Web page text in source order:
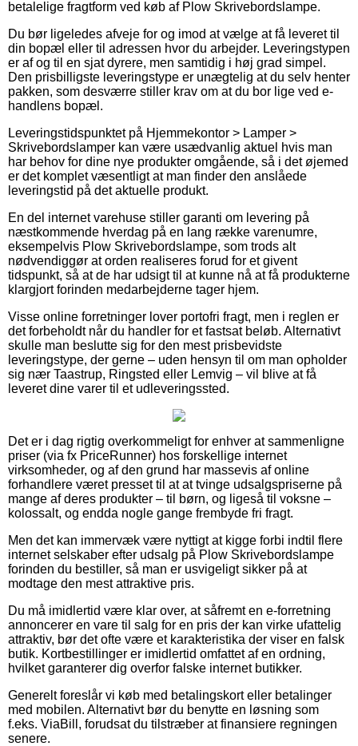
betalelige fragtform ved køb af Plow Skrivebordslampe.
Du bør ligeledes afveje for og imod at vælge at få leveret til
din bopæl eller til adressen hvor du arbejder. Leveringstypen
er af og til en sjat dyrere, men samtidig i høj grad simpel.
Den prisbilligste leveringstype er unægtelig at du selv henter
pakken, som desværre stiller krav om at du bor lige ved e-
handlens bopæl.
Leveringstidspunktet på Hjemmekontor > Lamper >
Skrivebordslamper kan være usædvanlig aktuel hvis man
har behov for dine nye produkter omgående, så i det øjemed
er det komplet væsentligt at man finder den anslåede
leveringstid på det aktuelle produkt.
En del internet varehuse stiller garanti om levering på
næstkommende hverdag på en lang række varenumre,
eksempelvis Plow Skrivebordslampe, som trods alt
nødvendiggør at orden realiseres forud for et givent
tidspunkt, så at de har udsigt til at kunne nå at få produkterne
klargjort forinden medarbejderne tager hjem.
Visse online forretninger lover portofri fragt, men i reglen er
det forbeholdt når du handler for et fastsat beløb. Alternativt
skulle man beslutte sig for den mest prisbevidste
leveringstype, der gerne – uden hensyn til om man opholder
sig nær Taastrup, Ringsted eller Lemvig – vil blive at få
leveret dine varer til et udleveringssted.
Det er i dag rigtig overkommeligt for enhver at sammenligne
priser (via fx PriceRunner) hos forskellige internet
virksomheder, og af den grund har massevis af online
forhandlere været presset til at at tvinge udsalgspriserne på
mange af deres produkter – til børn, og ligeså til voksne –
kolossalt, og endda nogle gange frembyde fri fragt.
Men det kan immervæk være nyttigt at kigge forbi indtil flere
internet selskaber efter udsalg på Plow Skrivebordslampe
forinden du bestiller, så man er usvigeligt sikker på at
modtage den mest attraktive pris.
Du må imidlertid være klar over, at såfremt en e-forretning
annoncerer en vare til salg for en pris der kan virke ufattelig
attraktiv, bør det ofte være et karakteristika der viser en falsk
butik. Kortbestillinger er imidlertid omfattet af en ordning,
hvilket garanterer dig overfor falske internet butikker.
Generelt foreslår vi køb med betalingskort eller betalinger
med mobilen. Alternativt bør du benytte en løsning som
f.eks. ViaBill, forudsat du tilstræber at finansiere regningen
senere.